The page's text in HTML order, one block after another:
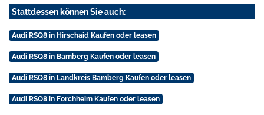
Stattdessen können Sie auch:
Audi RSQ8 in Hirschaid Kaufen oder leasen
Audi RSQ8 in Bamberg Kaufen oder leasen
Audi RSQ8 in Landkreis Bamberg Kaufen oder leasen
Audi RSQ8 in Forchheim Kaufen oder leasen